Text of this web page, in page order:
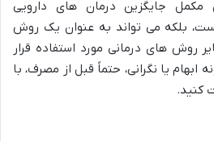
مکمل جایگزین درمان های دارویی
بلکه می تواند به عنوان یک روش
روش های درمانی مورد استفاده قرار
یا نگرانی، حتماً قبل از مصرف، با
کنید.